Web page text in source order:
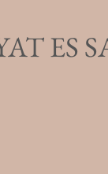
ES